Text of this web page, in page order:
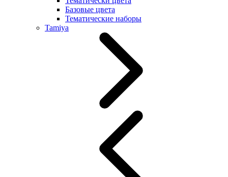
Базовые цвета
Тематические наборы
Tamiya